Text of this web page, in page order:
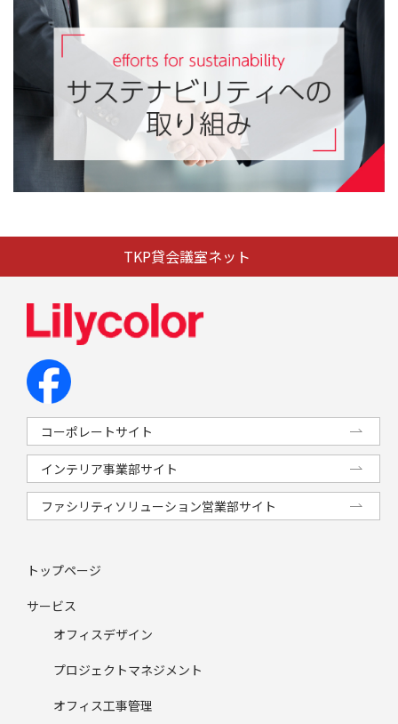
TKP貸会議室ネット
コーポレートサイト
インテリア事業部サイト
ファシリティソリューション営業部サイト
トップページ
サービス
オフィスデザイン
プロジェクトマネジメント
オフィス工事管理